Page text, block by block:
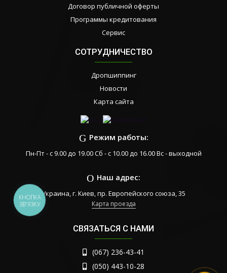
Договор публичной оферты
Программы кредитования
Сервис
СОТРУДНИЧЕСТВО
Дропшиппинг
Новости
Карта сайта
Режим работы:
Пн-Пт - с 9.00 до 19.00 Сб - с 10.00 до 16.00 Вс - выходной
Наш адрес:
Украина, г. Киев, пр. Европейского союза, 35
Карта проезда
СВЯЗАТЬСЯ С НАМИ
(067) 236-43-41
(050) 443-10-28
КНОПКА
ЗВ'ЯЗКУ